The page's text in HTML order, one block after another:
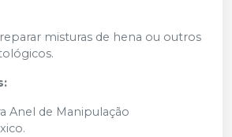
misturas de hena ou outros
Anel de Manipulação